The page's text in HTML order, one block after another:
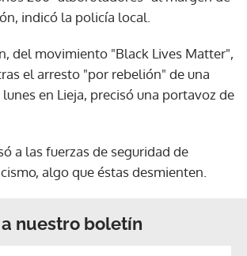
indicó la policía local.
del movimiento "Black Lives Matter",
el arresto "por rebelión" de una
en Lieja, precisó una portavoz de
a las fuerzas de seguridad de
algo que éstas desmienten.
nuestro boletín